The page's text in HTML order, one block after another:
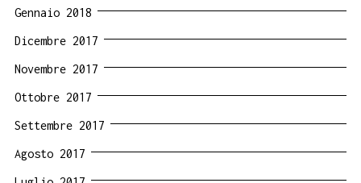
Gennaio 2018
Dicembre 2017
Novembre 2017
Ottobre 2017
Settembre 2017
Agosto 2017